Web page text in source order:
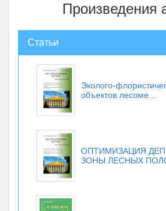
Произведения
Статьи
Эколого-
объектов лесоме...
ОПТИМИЗАЦИЯ
ЗОНЫ ЛЕСНЫХ